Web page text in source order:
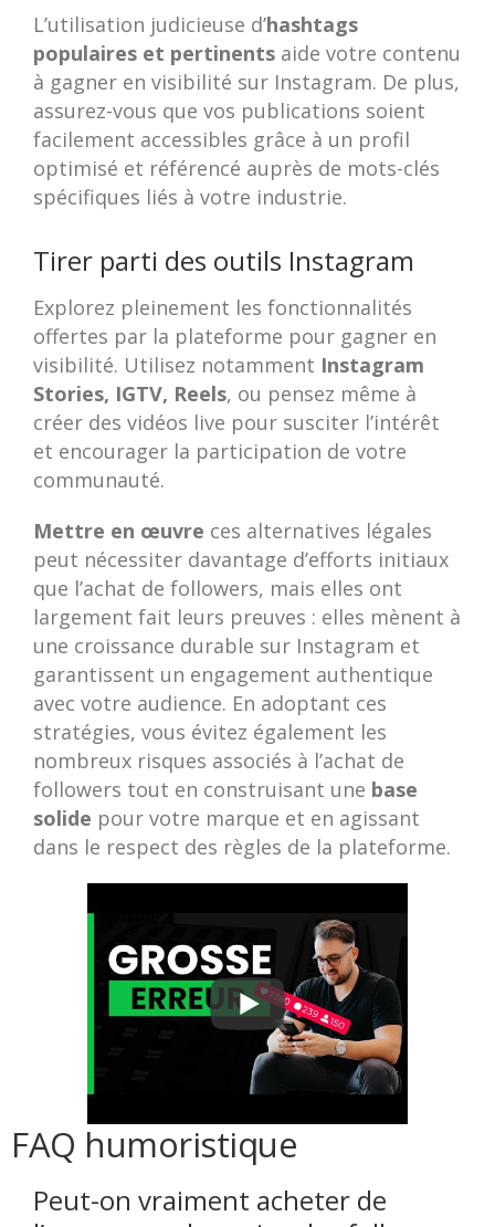
L’utilisation judicieuse d’hashtags
populaires et pertinents aide votre contenu
à gagner en visibilité sur Instagram. De plus,
assurez-vous que vos publications soient
facilement accessibles grâce à un profil
optimisé et référencé auprès de mots-clés
spécifiques liés à votre industrie.
Tirer parti des outils Instagram
Explorez pleinement les fonctionnalités
offertes par la plateforme pour gagner en
visibilité. Utilisez notamment Instagram
Stories, IGTV, Reels, ou pensez même à
créer des vidéos live pour susciter l’intérêt
et encourager la participation de votre
communauté.
Mettre en œuvre ces alternatives légales
peut nécessiter davantage d’efforts initiaux
que l’achat de followers, mais elles ont
largement fait leurs preuves : elles mènent à
une croissance durable sur Instagram et
garantissent un engagement authentique
avec votre audience. En adoptant ces
stratégies, vous évitez également les
nombreux risques associés à l’achat de
followers tout en construisant une base
solide pour votre marque et en agissant
dans le respect des règles de la plateforme.
FAQ humoristique
Peut-on vraiment acheter de